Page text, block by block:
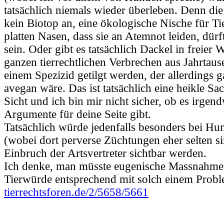
tatsächlich niemals wieder überleben. Denn
kein Biotop an, eine ökologische Nische für
platten Nasen, dass sie an Atemnot leiden,
sein. Oder gibt es tatsächlich Dackel in freier
ganzen tierrechtlichen Verbrechen aus
einem Spezizid getilgt werden, der allerdings
avegan wäre. Das ist tatsächlich eine heikle
Sicht und ich bin mir nicht sicher, ob es
Argumente für deine Seite gibt.
Tatsächlich würde jedenfalls besonders bei
(wobei dort perverse Züchtungen eher selten
Einbruch der Artsvertreter sichtbar werden.
Ich denke, man müsste eugenische
Tierwürde entsprechend mit solch einem
tierrechtsforen.de/2/5658/5661